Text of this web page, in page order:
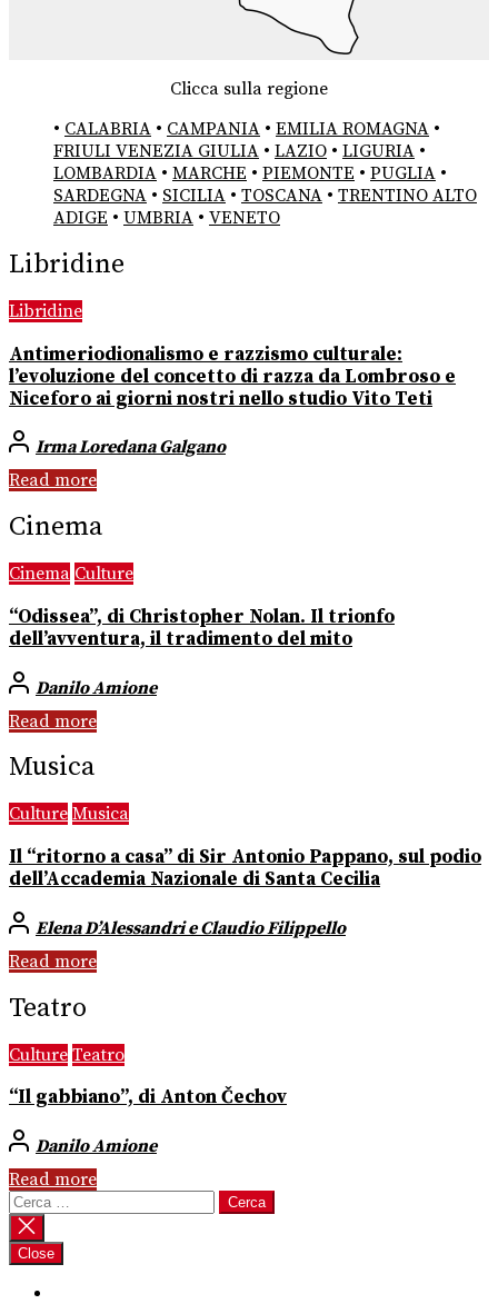
Clicca sulla regione
• CALABRIA • CAMPANIA • EMILIA ROMAGNA •
FRIULI VENEZIA GIULIA • LAZIO • LIGURIA •
LOMBARDIA • MARCHE • PIEMONTE • PUGLIA •
SARDEGNA • SICILIA • TOSCANA • TRENTINO ALTO
ADIGE • UMBRIA • VENETO
Libridine
Libridine
Antimeriodionalismo e razzismo culturale:
l’evoluzione del concetto di razza da Lombroso e
Niceforo ai giorni nostri nello studio Vito Teti
Irma Loredana Galgano
Read more
Cinema
Cinema Culture
“Odissea”, di Christopher Nolan. Il trionfo
dell’avventura, il tradimento del mito
Danilo Amione
Read more
Musica
Culture Musica
Il “ritorno a casa” di Sir Antonio Pappano, sul podio
dell’Accademia Nazionale di Santa Cecilia
Elena D’Alessandri e Claudio Filippello
Read more
Teatro
Culture Teatro
“Il gabbiano”, di Anton Čechov
Danilo Amione
Read more
Ricerca
per:
Close